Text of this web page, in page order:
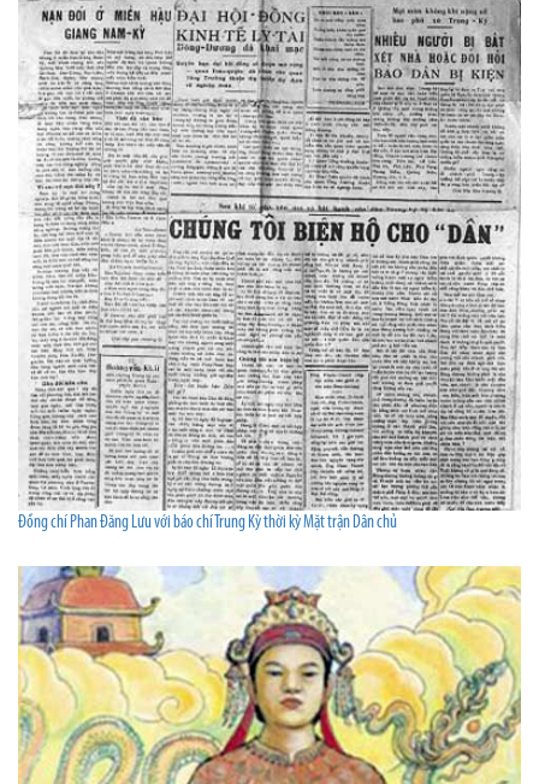
Đồng chí Phan Đăng Lưu với báo chí Trung Kỳ thời kỳ Mặt trận Dân chủ